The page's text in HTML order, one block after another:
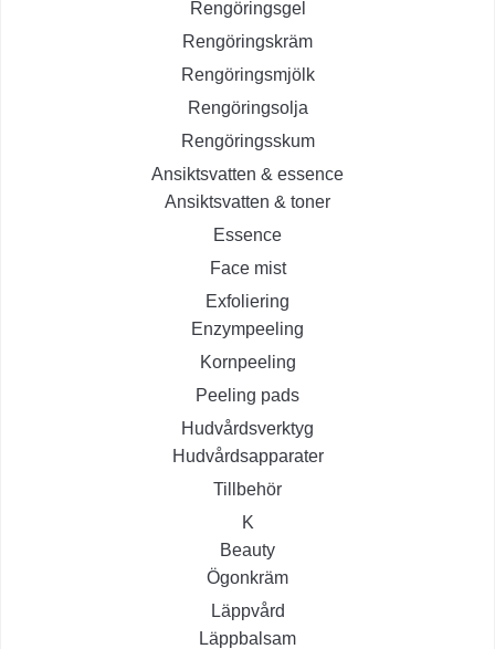
Rengöringsgel
Rengöringskräm
Rengöringsmjölk
Rengöringsolja
Rengöringsskum
Ansiktsvatten & essence
Ansiktsvatten & toner
Essence
Face mist
Exfoliering
Enzympeeling
Kornpeeling
Peeling pads
Hudvårdsverktyg
Hudvårdsapparater
Tillbehör
K
Beauty
Ögonkräm
Läppvård
Läppbalsam